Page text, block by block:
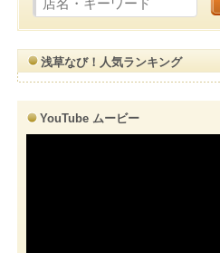
浅草なび！人気ランキング
YouTube ムービー